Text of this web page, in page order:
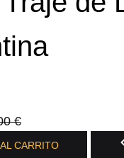
€
CARRITO